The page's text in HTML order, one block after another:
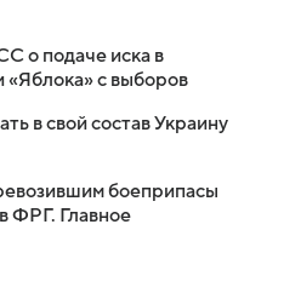
о подаче иска в
«Яблока» с выборов
в свой состав Украину
боеприпасы
ФРГ. Главное